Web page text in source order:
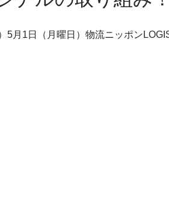
5月1日（月曜日）物流ニッポン